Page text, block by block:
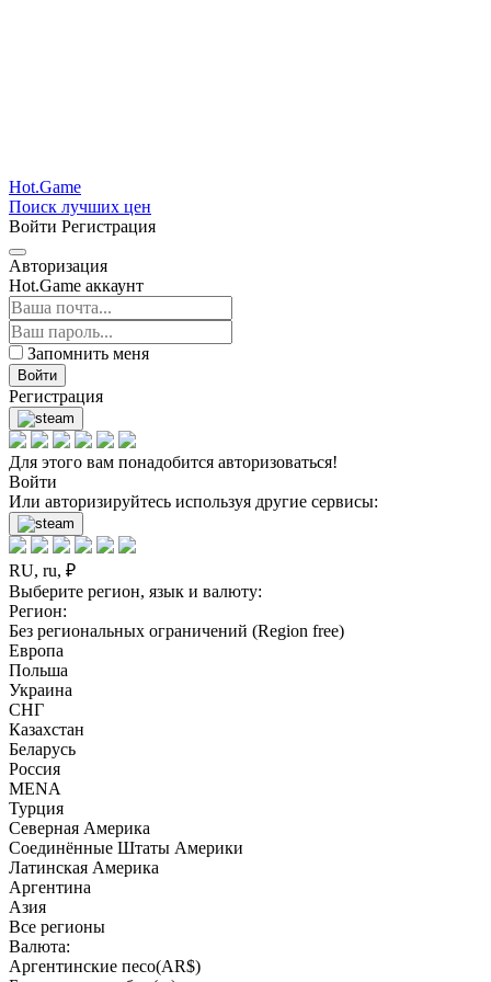
Hot.Game
Поиск лучших цен
Войти Регистрация
Авторизация
Hot.Game аккаунт
Запомнить меня
Войти
Регистрация
Для этого вам понадобится авторизоваться!
Войти
Или авторизируйтесь используя другие сервисы:
RU, ru, ₽
Выберите регион, язык и валюту:
Регион:
Без региональных ограничений (Region free)
Европа
Польша
Украина
СНГ
Казахстан
Беларусь
Россия
MENA
Турция
Северная Америка
Соединённые Штаты Америки
Латинская Америка
Аргентина
Азия
Все регионы
Валюта:
Аргентинские песо(AR$)